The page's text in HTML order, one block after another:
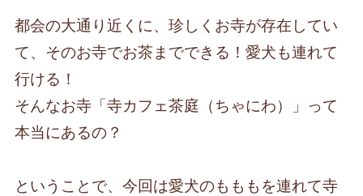
都会の大通り近くに、珍しくお寺が存在してい
て、そのお寺でお茶までできる！愛犬も連れて
行ける！
そんなお寺「寺カフェ茶庭（ちゃにわ）」って
本当にあるの？
ということで、今回は愛犬のもももを連れて寺